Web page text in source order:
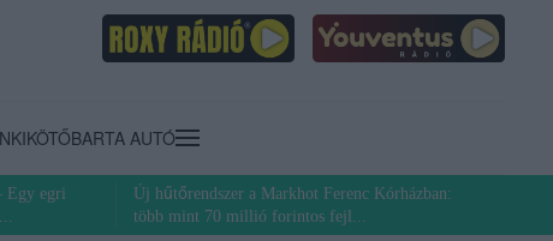
KIKÖTŐBARTA AUTÓ
Egy egri
Új hűtőrendszer a Markhot Ferenc Kórházban:
több mint 70 millió forintos fejl...